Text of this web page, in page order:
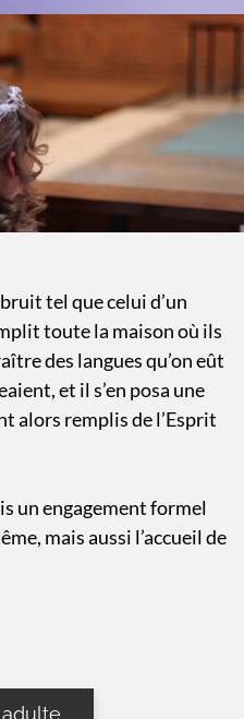
tel que celui d’un
toute la maison où ils
des langues qu’on eût
et il s’en posa une
alors remplis de l’Esprit
un engagement formel
mais aussi l’accueil de